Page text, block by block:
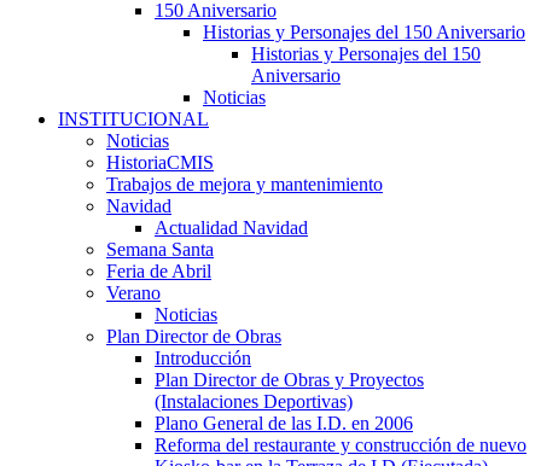
150 Aniversario
Historias y Personajes del 150 Aniversario
Historias y Personajes del 150
Aniversario
Noticias
INSTITUCIONAL
Noticias
HistoriaCMIS
Trabajos de mejora y mantenimiento
Navidad
Actualidad Navidad
Semana Santa
Feria de Abril
Verano
Noticias
Plan Director de Obras
Introducción
Plan Director de Obras y Proyectos
(Instalaciones Deportivas)
Plano General de las I.D. en 2006
Reforma del restaurante y construcción de nuevo